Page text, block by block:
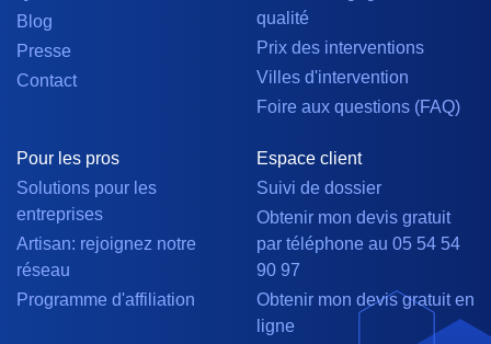
Blog
Presse
Contact
qualité
Prix des interventions
Villes d'intervention
Foire aux questions (FAQ)
Pour les pros
Solutions pour les
entreprises
Artisan: rejoignez notre
réseau
Programme d'affiliation
Espace client
Suivi de dossier
Obtenir mon devis gratuit
par téléphone au 05 54 54
90 97
Obtenir mon devis gratuit en
ligne